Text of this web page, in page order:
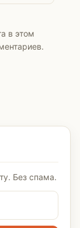
в этом
Без спама.